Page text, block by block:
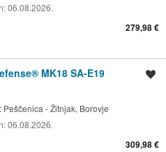
06.08.2026.
279,98 €
MK18 SA-E19
Peščenica - Žitnjak, Borovje
06.08.2026.
309,98 €